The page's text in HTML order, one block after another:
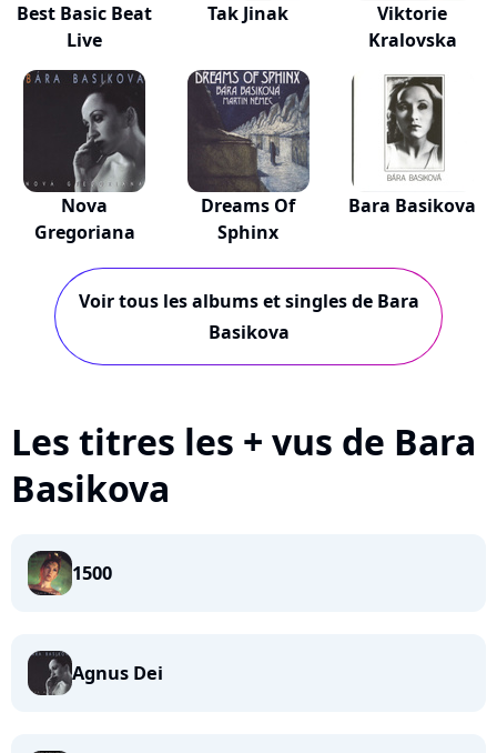
Best Basic Beat
Live
Tak Jinak
Viktorie
Kralovska
Nova
Gregoriana
Dreams Of
Sphinx
Bara Basikova
Voir tous les albums et singles de Bara
Basikova
Les titres les + vus de Bara
Basikova
1500
Agnus Dei